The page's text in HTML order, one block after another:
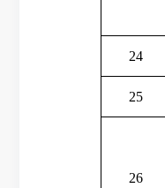
24
25
26